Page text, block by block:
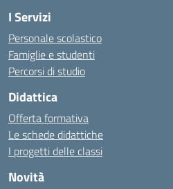
I Servizi
Personale scolastico
Famiglie e studenti
Percorsi di studio
Didattica
Offerta formativa
Le schede didattiche
I progetti delle classi
Novità